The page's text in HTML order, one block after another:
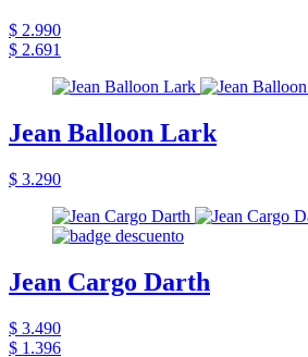
$ 2.990
$ 2.691
Jean Balloon Lark
$ 3.290
Jean Cargo Darth
$ 3.490
$ 1.396